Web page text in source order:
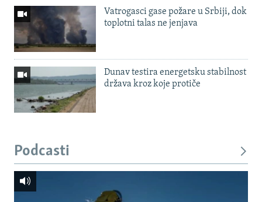
Vatrogasci gase požare u Srbiji, dok
toplotni talas ne jenjava
Dunav testira energetsku stabilnost
država kroz koje protiče
Podcasti